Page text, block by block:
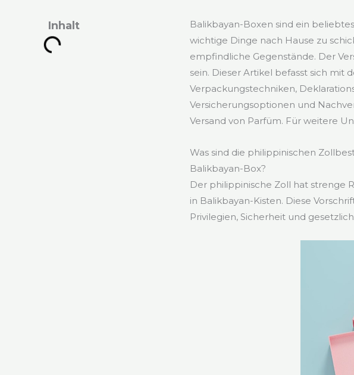
Inhalt
Balikbayan-Boxen sind ein
wichtige Dinge nach Hause zu
empfindliche Gegenstände. Der
sein. Dieser Artikel befasst sich
Verpackungstechniken,
Versicherungsoptionen und
Versand von Parfüm. Für weitere
Was sind die philippinischen
Balikbayan-Box?
Der philippinische Zoll hat strenge
in Balikbayan-Kisten. Diese
Privilegien, Sicherheit und